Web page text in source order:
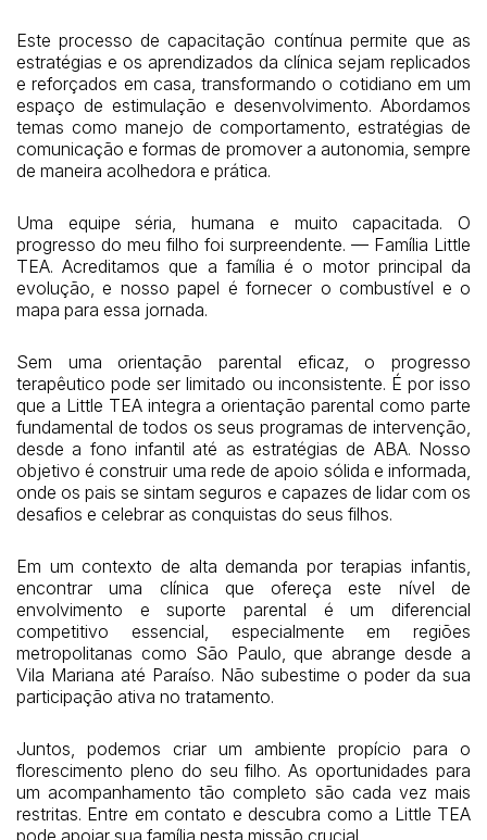
Este processo de capacitação contínua permite que as
estratégias e os aprendizados da clínica sejam replicados
e reforçados em casa, transformando o cotidiano em um
espaço de estimulação e desenvolvimento. Abordamos
temas como manejo de comportamento, estratégias de
comunicação e formas de promover a autonomia, sempre
de maneira acolhedora e prática.
Uma equipe séria, humana e muito capacitada. O
progresso do meu filho foi surpreendente. — Família Little
TEA. Acreditamos que a família é o motor principal da
evolução, e nosso papel é fornecer o combustível e o
mapa para essa jornada.
Sem uma orientação parental eficaz, o progresso
terapêutico pode ser limitado ou inconsistente. É por isso
que a Little TEA integra a orientação parental como parte
fundamental de todos os seus programas de intervenção,
desde a fono infantil até as estratégias de ABA. Nosso
objetivo é construir uma rede de apoio sólida e informada,
onde os pais se sintam seguros e capazes de lidar com os
desafios e celebrar as conquistas do seus filhos.
Em um contexto de alta demanda por terapias infantis,
encontrar uma clínica que ofereça este nível de
envolvimento e suporte parental é um diferencial
competitivo essencial, especialmente em regiões
metropolitanas como São Paulo, que abrange desde a
Vila Mariana até Paraíso. Não subestime o poder da sua
participação ativa no tratamento.
Juntos, podemos criar um ambiente propício para o
florescimento pleno do seu filho. As oportunidades para
um acompanhamento tão completo são cada vez mais
restritas. Entre em contato e descubra como a Little TEA
pode apoiar sua família nesta missão crucial.